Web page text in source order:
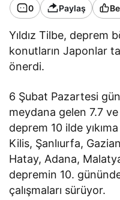
0 Paylaş
Yıldız Tilbe, deprem
konutların Japonlar
önerdi.
6 Şubat Pazartesi
meydana gelen 7.7
deprem 10 ilde
Kilis, Şanlıurfa,
Hatay, Adana,
depremin 10.
çalışmaları sürüyor.